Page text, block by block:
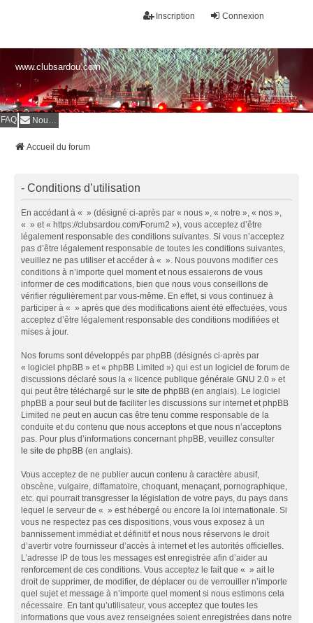
Connexion
Inscription
www.clubsardou.com
FAQ Nous contacter
Accueil du forum
- Conditions d’utilisation
En accédant à « » (désigné ci-après par « nous », « notre », « nos »,
« » et « https://clubsardou.com/Forum2 »), vous acceptez d’être
légalement responsable des conditions suivantes. Si vous n’acceptez
pas d’être légalement responsable de toutes les conditions suivantes,
veuillez ne pas utiliser et accéder à « ». Nous pouvons modifier ces
conditions à n’importe quel moment et nous essaierons de vous
informer de ces modifications, bien que nous vous conseillons de
vérifier régulièrement par vous-même. En effet, si vous continuez à
participer à « » après que des modifications aient été effectuées, vous
acceptez d’être légalement responsable des conditions modifiées et
mises à jour.
Nos forums sont développés par phpBB (désignés ci-après par
« logiciel phpBB » et « phpBB Limited ») qui est un logiciel de forum de
discussions déclaré sous la « licence publique générale GNU 2.0 » et
qui peut être téléchargé sur le site de phpBB (en anglais). Le logiciel
phpBB a pour seul but de faciliter les discussions sur internet et phpBB
Limited ne peut en aucun cas être tenu comme responsable de la
conduite et du contenu que nous acceptons et que nous n’acceptons
pas. Pour plus d’informations concernant phpBB, veuillez consulter
le site de phpBB (en anglais).
Vous acceptez de ne publier aucun contenu à caractère abusif,
obscène, vulgaire, diffamatoire, choquant, menaçant, pornographique,
etc. qui pourrait transgresser la législation de votre pays, du pays dans
lequel le serveur de « » est hébergé ou encore la loi internationale. Si
vous ne respectez pas ces dispositions, vous vous exposez à un
bannissement immédiat et définitif et nous nous réservons le droit
d’avertir votre fournisseur d’accès à internet et les autorités officielles.
L’adresse IP de tous les messages est enregistrée afin d’aider au
renforcement de ces conditions. Vous acceptez le fait que « » ait le
droit de supprimer, de modifier, de déplacer ou de verrouiller n’importe
quel sujet et message à n’importe quel moment si nous estimons cela
nécessaire. En tant qu’utilisateur, vous acceptez que toutes les
informations que vous avez renseignées soient enregistrées dans notre